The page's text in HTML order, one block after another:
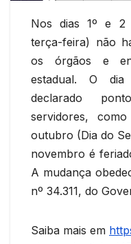
Nos dias 1º e 2
terça-feira) não
os órgãos e
estadual. O
declarado
servidores,
outubro (Dia do
novembro é
A mudança
nº 34.311, do
Saiba mais em